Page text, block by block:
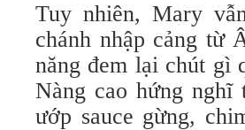
Tuy nhiên, Mary
chánh nhập cảng từ
năng đem lại chút gì
Nàng cao hứng
ướp sauce gừng,